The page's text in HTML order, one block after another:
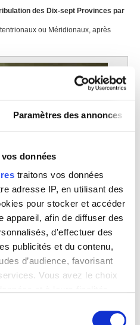
Paramètres des annonces
données
traitons vos données
adresse IP, en utilisant des
pour stocker et accéder
appareil, afin de diffuser des
d'effectuer des
publicités et du contenu,
d’audience, favorisant
Vous avez le choix
Déclaration relative aux
des Dix-sept Provinces par
ou Méridionaux, après